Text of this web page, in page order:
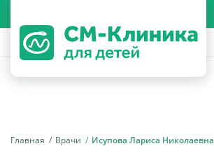
Главная Врачи Исупова Лариса Николаевна